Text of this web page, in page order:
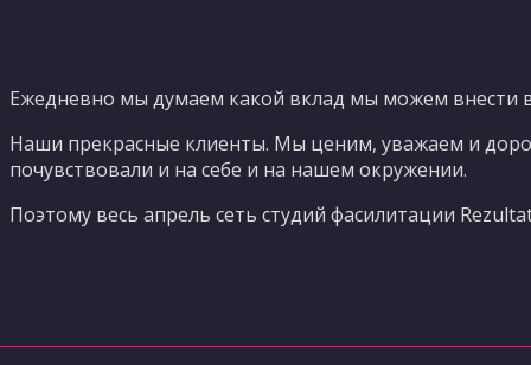
Ежедневно мы думаем какой вклад мы можем внести
Наши прекрасные клиенты. Мы ценим, уважаем и
почувствовали и на себе и на нашем окружении.
Поэтому весь апрель сеть студий фасилитации